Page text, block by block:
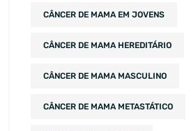
CÂNCER DE MAMA EM JOVENS
CÂNCER DE MAMA HEREDITÁRIO
CÂNCER DE MAMA MASCULINO
CÂNCER DE MAMA METASTÁTICO